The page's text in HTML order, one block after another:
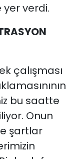
verdi.
çalışması
bu saatte
Onun
şartlar